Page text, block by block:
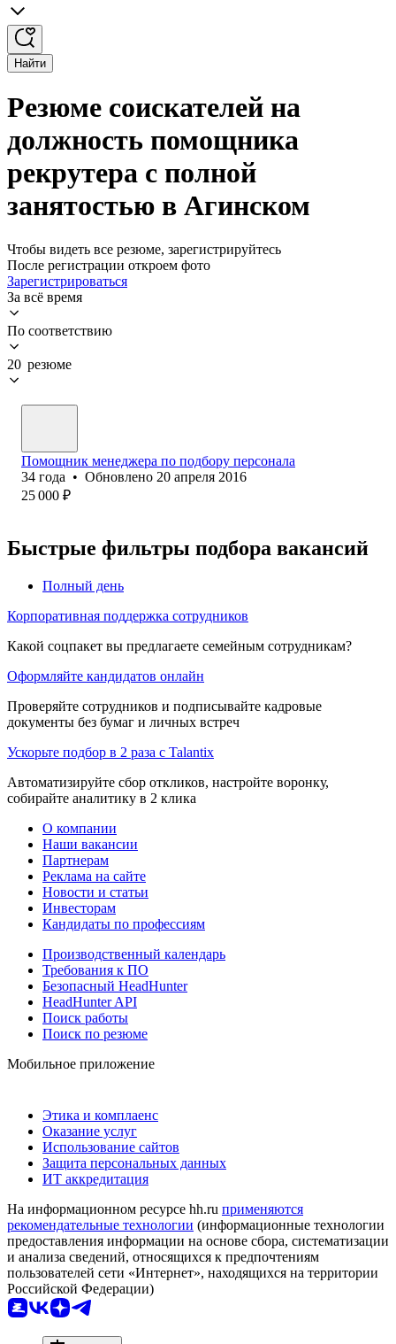
Найти
Резюме соискателей на
должность помощника
рекрутера с полной
занятостью в Агинском
Чтобы видеть все резюме, зарегистрируйтесь
После регистрации откроем фото
Зарегистрироваться
За всё время
По соответствию
20 резюме
Помощник менеджера по подбору персонала
34 года • Обновлено 20 апреля 2016
25 000 ₽
Быстрые фильтры подбора вакансий
Полный день
Корпоративная поддержка сотрудников
Какой соцпакет вы предлагаете семейным сотрудникам?
Оформляйте кандидатов онлайн
Проверяйте сотрудников и подписывайте кадровые
документы без бумаг и личных встреч
Ускорьте подбор в 2 раза с Talantix
Автоматизируйте сбор откликов, настройте воронку,
собирайте аналитику в 2 клика
О компании
Наши вакансии
Партнерам
Реклама на сайте
Новости и статьи
Инвесторам
Кандидаты по профессиям
Производственный календарь
Требования к ПО
Безопасный HeadHunter
HeadHunter API
Поиск работы
Поиск по резюме
Мобильное приложение
Этика и комплаенс
Оказание услуг
Использование сайтов
Защита персональных данных
ИТ аккредитация
На информационном ресурсе hh.ru применяются
рекомендательные технологии (информационные технологии
предоставления информации на основе сбора, систематизации
и анализа сведений, относящихся к предпочтениям
пользователей сети «Интернет», находящихся на территории
Российской Федерации)